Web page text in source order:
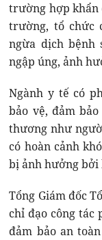
trường hợp khẩn
trường, tổ chức
ngừa dịch bệnh
ngập úng, ảnh
Ngành y tế có
bảo vệ, đảm
thương như
có hoàn cảnh
bị ảnh hưởng bởi
Tổng Giám đốc
chỉ đạo công tác
đảm bảo an